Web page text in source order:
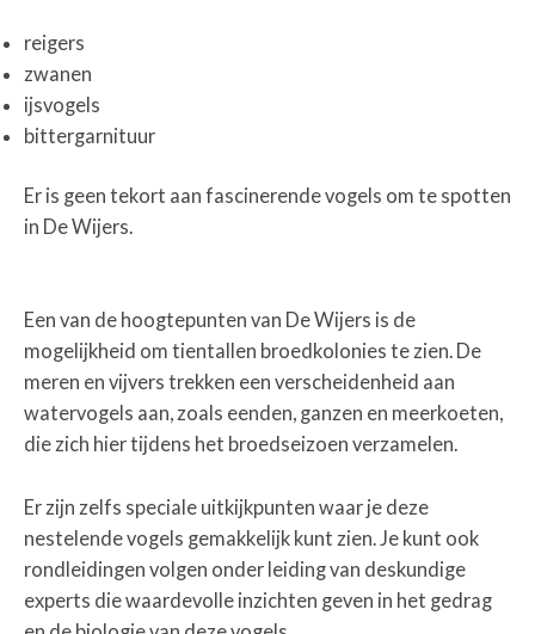
reigers
zwanen
ijsvogels
bittergarnituur
Er is geen tekort aan fascinerende vogels om te spotten
in De Wijers.
Een van de hoogtepunten van De Wijers is de
mogelijkheid om tientallen broedkolonies te zien. De
meren en vijvers trekken een verscheidenheid aan
watervogels aan, zoals eenden, ganzen en meerkoeten,
die zich hier tijdens het broedseizoen verzamelen.
Er zijn zelfs speciale uitkijkpunten waar je deze
nestelende vogels gemakkelijk kunt zien. Je kunt ook
rondleidingen volgen onder leiding van deskundige
experts die waardevolle inzichten geven in het gedrag